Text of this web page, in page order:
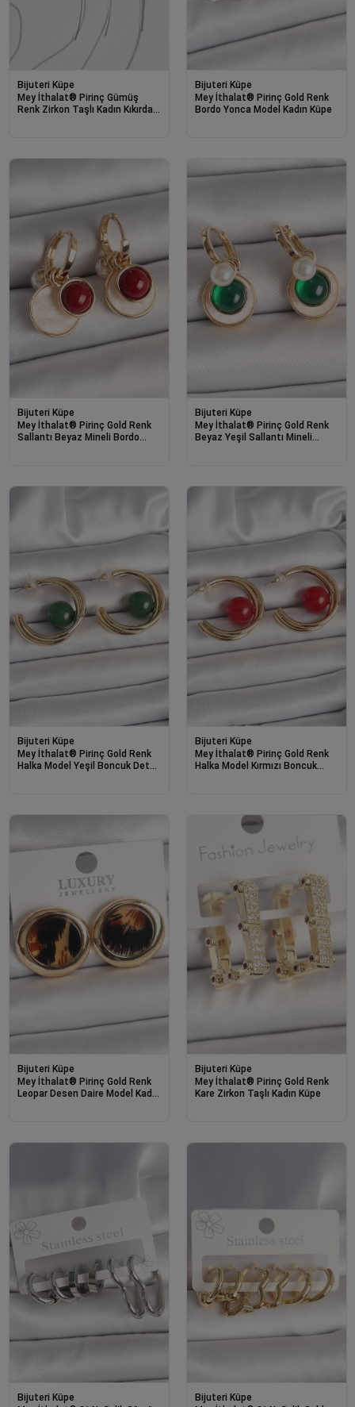
Bijuteri Küpe
Mey İthalat® Pirinç Gümüş
Renk Zirkon Taşlı Kadın Kıkırdak
Bijuteri Küpe
Mey İthalat® Pirinç Gold Renk
Bordo Yonca Model Kadın Küpe
Bijuteri Küpe
Mey İthalat® Pirinç Gold Renk
Sallantı Beyaz Mineli Bordo
Bijuteri Küpe
Mey İthalat® Pirinç Gold Renk
Beyaz Yeşil Sallantı Mineli
Bijuteri Küpe
Mey İthalat® Pirinç Gold Renk
Halka Model Yeşil Boncuk Detay
Bijuteri Küpe
Mey İthalat® Pirinç Gold Renk
Halka Model Kırmızı Boncuk
Bijuteri Küpe
Mey İthalat® Pirinç Gold Renk
Leopar Desen Daire Model Kadın
Bijuteri Küpe
Mey İthalat® Pirinç Gold Renk
Kare Zirkon Taşlı Kadın Küpe
Bijuteri Küpe
Bijuteri Küpe